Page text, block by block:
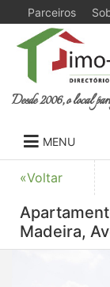
Parceiros
Desde 2006, o local
MENU
«Voltar
Madeira,